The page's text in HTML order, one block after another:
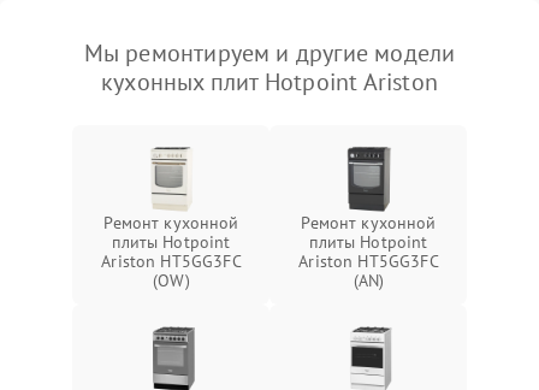
Мы ремонтируем и другие модели
кухонных плит Hotpoint Ariston
Ремонт кухонной
плиты Hotpoint
Ariston HT5GG3FC
(OW)
Ремонт кухонной
плиты Hotpoint
Ariston HT5GG3FC
(AN)